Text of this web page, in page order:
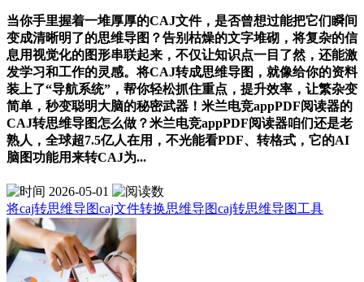
当你手里握着一堆厚厚的CAJ文件，是否曾想过能把它们瞬间
变成清晰明了的思维导图？告别枯燥的文字堆砌，将复杂的信
息用视觉化的图形串联起来，不仅让知识点一目了然，还能激
发学习和工作的灵感。将CAJ转成思维导图，就像给你的资料
装上了“导航系统”，帮你轻松抓住重点，提升效率，让繁杂变
简单，秒变聪明大脑的秘密武器！米兰电竞appPDF阅读器的
CAJ转思维导图怎么做？米兰电竞appPDF阅读器咱们还是老
熟人，全球超7.5亿人在用，不光能看PDF、转格式，它的AI
脑图功能用来转CAJ为...
2026-05-01
将caj转思维导图caj文件转换思维导图caj转思维导图工具